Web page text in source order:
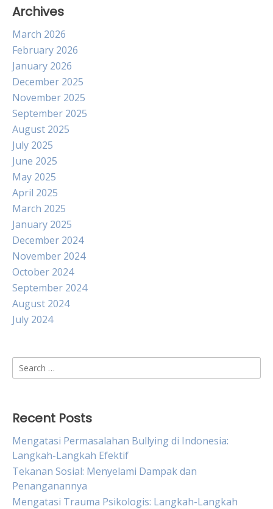
Archives
March 2026
February 2026
January 2026
December 2025
November 2025
September 2025
August 2025
July 2025
June 2025
May 2025
April 2025
March 2025
January 2025
December 2024
November 2024
October 2024
September 2024
August 2024
July 2024
Search
for:
Recent Posts
Mengatasi Permasalahan Bullying di Indonesia:
Langkah-Langkah Efektif
Tekanan Sosial: Menyelami Dampak dan
Penanganannya
Mengatasi Trauma Psikologis: Langkah-Langkah